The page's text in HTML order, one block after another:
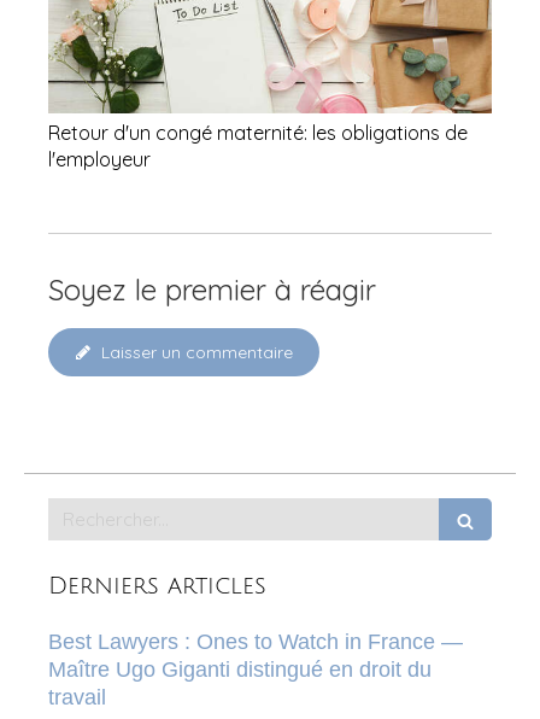
Retour d'un congé maternité: les obligations de
l'employeur
Soyez le premier à réagir
Laisser un commentaire
Derniers articles
Best Lawyers : Ones to Watch in France —
Maître Ugo Giganti distingué en droit du
travail